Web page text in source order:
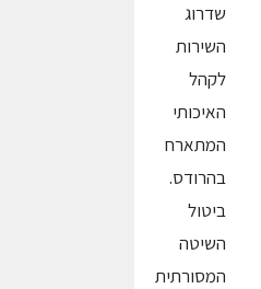
שדרוג
השירות
לקהל
האיכותי
המתארח
בהרודס.
ביטול
השיטה
המסורתית